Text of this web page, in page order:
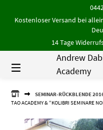
Inhalt
Kostenloser Versand bei
14 Tage
Andrew
Academy
ANDREW
DABIOCH
TAO
ACADEMY
SEMINAR-RÜCKBLENDE
TAO ACADEMY & “KOLIBRI SEMINARE